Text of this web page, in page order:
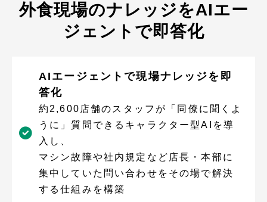
外食現場のナレッジをAIエー
ジェントで即答化
AIエージェントで現場ナレッジを即
答化
約2,600店舗のスタッフが「同僚に聞くよ
うに」質問できるキャラクター型AIを導
入し、
マシン故障や社内規定など店長・本部に
集中していた問い合わせをその場で解決
する仕組みを構築